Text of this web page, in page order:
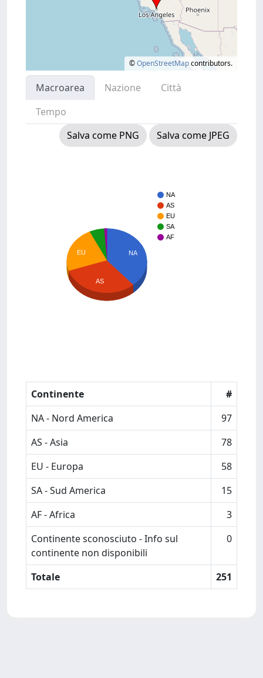
©OpenStreetMapcontributors.
Macroarea Nazione
Città
Tempo
Salva come PNG
Salva come JPEG
NA
AS
EU
SA
AF
NA
EU
AS
Continente
#
NA - Nord America
97
AS - Asia
78
EU - Europa
58
SA - Sud America
15
AF - Africa
3
Continente sconosciuto - Info sul
continente non disponibili
0
Totale 251